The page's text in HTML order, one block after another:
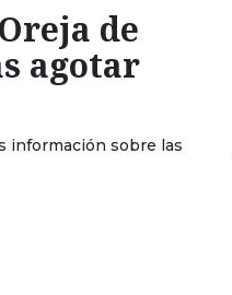
de
agotar
información sobre las